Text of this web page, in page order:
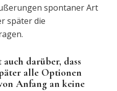
spontaner Art
später die
darüber, dass
alle Optionen
Anfang an keine